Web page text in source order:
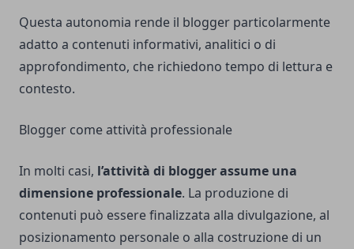
Questa autonomia rende il blogger particolarmente
adatto a contenuti informativi, analitici o di
approfondimento, che richiedono tempo di lettura e
contesto.
Blogger come attività professionale
In molti casi, l’attività di blogger assume una
dimensione professionale. La produzione di
contenuti può essere finalizzata alla divulgazione, al
posizionamento personale o alla costruzione di un